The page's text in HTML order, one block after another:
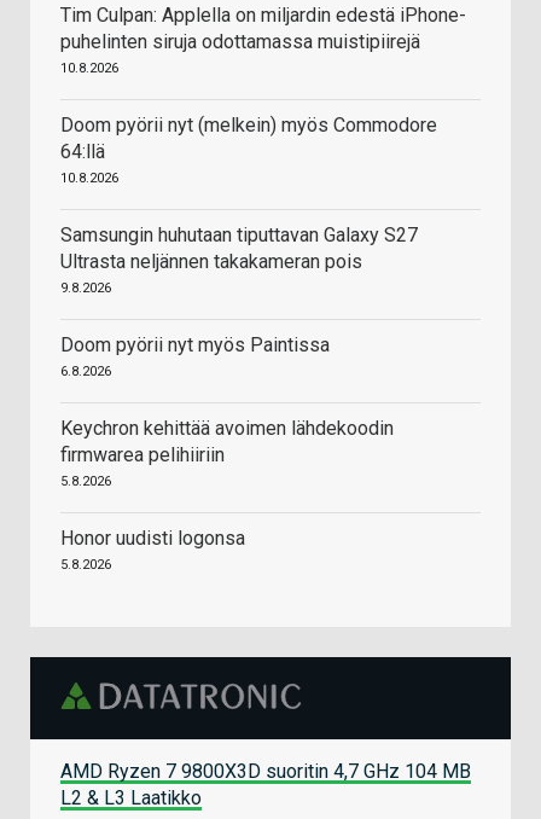
Tim Culpan: Applella on miljardin edestä iPhone-
puhelinten siruja odottamassa muistipiirejä
10.8.2026
Doom pyörii nyt (melkein) myös Commodore
64:llä
10.8.2026
Samsungin huhutaan tiputtavan Galaxy S27
Ultrasta neljännen takakameran pois
9.8.2026
Doom pyörii nyt myös Paintissa
6.8.2026
Keychron kehittää avoimen lähdekoodin
firmwarea pelihiiriin
5.8.2026
Honor uudisti logonsa
5.8.2026
AMD Ryzen 7 9800X3D suoritin 4,7 GHz 104 MB
L2 & L3 Laatikko